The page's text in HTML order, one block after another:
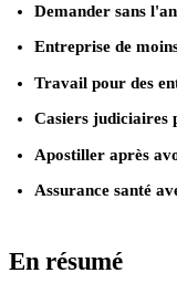
Demander sans
Entreprise de
Travail pour des
Casiers judiciaires
Apostiller après
Assurance santé
En résumé